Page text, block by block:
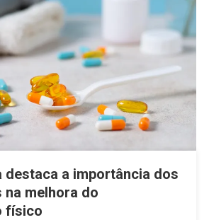
destaca a importância dos
na melhora do
físico